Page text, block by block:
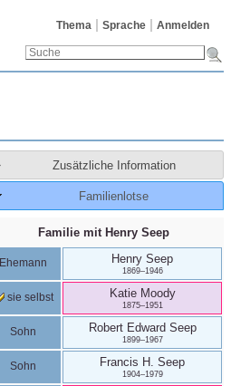
Thema Sprache Anmelden
Zusätzliche Information
Familienlotse
Familie mit Henry Seep
Ehemann Henry Seep
1869–1946
sie selbst Katie Moody
1875–1951
Sohn Robert Edward Seep
1899–1967
Sohn Francis H. Seep
1904–1979